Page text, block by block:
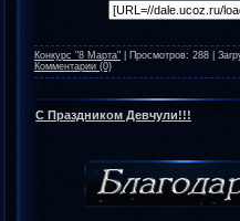
Конкурс "8 Марта" Просмотров: 288
Комментарии (0)
С Праздником Девчули!!!